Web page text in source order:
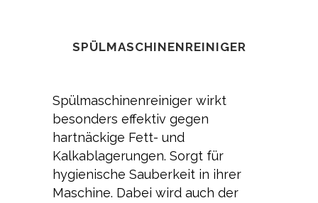
SPÜLMASCHINENREINIGER
Spülmaschinenreiniger wirkt
besonders effektiv gegen
hartnäckige Fett- und
Kalkablagerungen. Sorgt für
hygienische Sauberkeit in ihrer
Maschine. Dabei wird auch der